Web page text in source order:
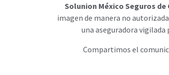
Solunion México Seguros de
imagen de manera no
una aseguradora
Compartimos el